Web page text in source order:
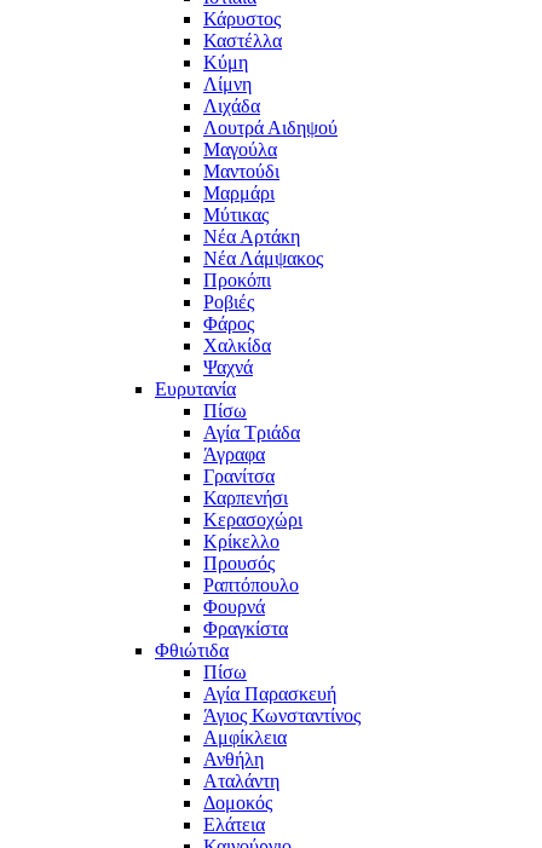
Κάρυστος
Καστέλλα
Κύμη
Λίμνη
Λιχάδα
Λουτρά Αιδηψού
Μαγούλα
Μαντούδι
Μαρμάρι
Μύτικας
Νέα Αρτάκη
Νέα Λάμψακος
Προκόπι
Ροβιές
Φάρος
Χαλκίδα
Ψαχνά
Ευρυτανία
Πίσω
Αγία Τριάδα
Άγραφα
Γρανίτσα
Καρπενήσι
Κερασοχώρι
Κρίκελλο
Προυσός
Ραπτόπουλο
Φουρνά
Φραγκίστα
Φθιώτιδα
Πίσω
Αγία Παρασκευή
Άγιος Κωνσταντίνος
Αμφίκλεια
Ανθήλη
Αταλάντη
Δομοκός
Ελάτεια